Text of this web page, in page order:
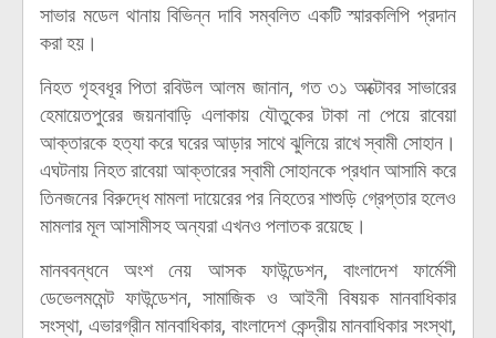
সাভার মডেল থানায় বিভিন্ন দাবি সম্বলিত একটি স্মারকলিপি প্রদান
করা হয়।
নিহত গৃহবধূর পিতা রবিউল আলম জানান, গত ৩১ অক্টোবর সাভারের
হেমায়েতপুরের জয়নাবাড়ি এলাকায় যৌতুকের টাকা না পেয়ে রাবেয়া
আক্তারকে হত্যা করে ঘরের আড়ার সাথে ঝুলিয়ে রাখে স্বামী সোহান।
এঘটনায় নিহত রাবেয়া আক্তারের স্বামী সোহানকে প্রধান আসামি করে
তিনজনের বিরুদ্ধে মামলা দায়েরের পর নিহতের শাশুড়ি গ্রেপ্তার হলেও
মামলার মূল আসামীসহ অন্যরা এখনও পলাতক রয়েছে।
মানববন্ধনে অংশ নেয় আসক ফাউন্ডেশন, বাংলাদেশ ফার্মেসী
ডেভেলমমেন্ট ফাউন্ডেশন, সামাজিক ও আইনী বিষয়ক মানবাধিকার
সংস্থা, এভারগ্রীন মানবাধিকার, বাংলাদেশ কেন্দ্রীয় মানবাধিকার সংস্থা,